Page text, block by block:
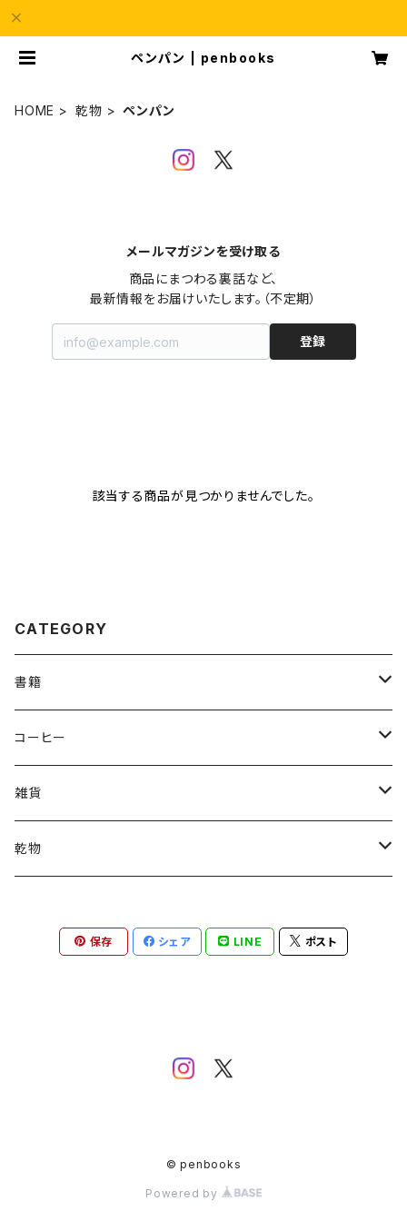
ペンパン | penbooks
HOME 乾物 ペンパン
メールマガジンを受け取る
商品にまつわる裏話など、
最新情報をお届けいたします。（不定期）
登録
該当する商品が見つかりませんでした。
CATEGORY
書籍
安達茉莉子
ZINE
絵本
コーヒー
デカフェ（カフェインレス）
ドリップバッグ
200グラム
ブレンド
100グラム
100グラム
雑貨
ソロソロ窯
乾物
保存 シェア LINE ポスト
© penbooks
Powered by